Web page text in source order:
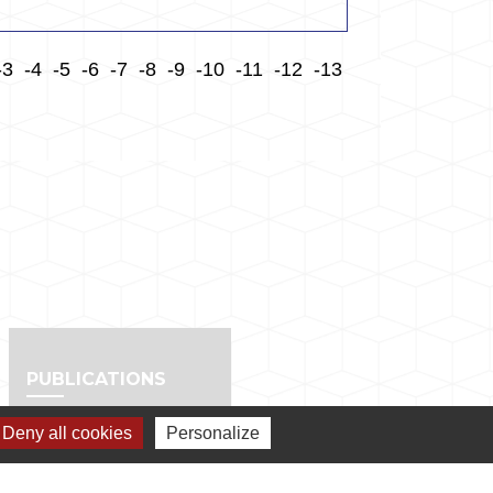
-4 -5 -6 -7 -8 -9 -10 -11 -12 -13
PUBLICATIONS
info
Deny all cookies Personalize